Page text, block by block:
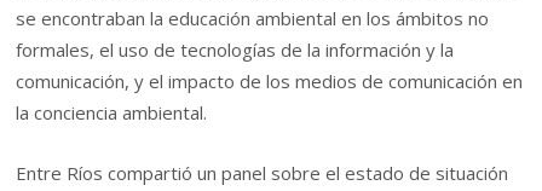
se encontraban la educación ambiental en los ámbitos no
formales, el uso de tecnologías de la información y la
comunicación, y el impacto de los medios de comunicación en
la conciencia ambiental.
Entre Ríos compartió un panel sobre el estado de situación